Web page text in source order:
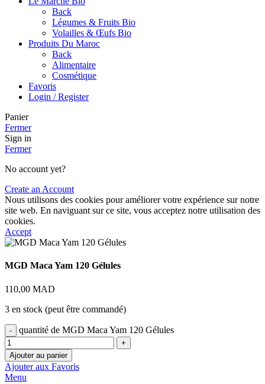
Back
Légumes & Fruits Bio
Volailles & Œufs Bio
Produits Du Maroc
Back
Alimentaire
Cosmétique
Favoris
Login / Register
Panier
Fermer
Sign in
Fermer
No account yet?
Create an Account
Nous utilisons des cookies pour améliorer votre expérience sur notre
site web. En naviguant sur ce site, vous acceptez notre utilisation des
cookies.
Accept
MGD Maca Yam 120 Gélules
110,00 MAD
3 en stock (peut être commandé)
quantité de MGD Maca Yam 120 Gélules
Ajouter au panier
Ajouter aux Favoris
Menu